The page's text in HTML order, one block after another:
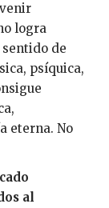
logra
de
psíquica,
eterna. No
al